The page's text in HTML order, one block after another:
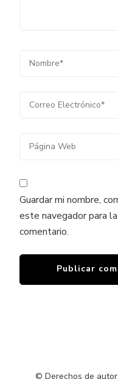
Guardar mi nombre,
este navegador para
comentario.
© Derechos de